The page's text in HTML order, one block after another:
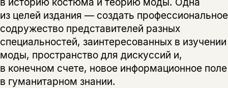
из целей издания — создать профессиональное
содружество представителей разных
специальностей, заинтересованных в изучении
моды, пространство для дискуссий и,
в конечном счете, новое информационное поле
в гуманитарном знании.